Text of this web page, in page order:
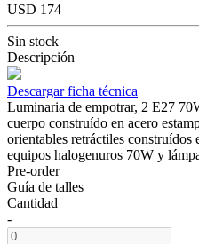
USD 174
Sin stock
Descripción
Descargar ficha técnica
Luminaria de empotrar, 2 E27
cuerpo construído en acero
orientables retráctiles
equipos halogenuros 70W y
Pre-order
Guía de talles
Cantidad
-